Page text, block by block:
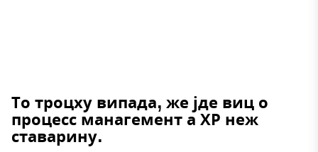
То троцху випада, же јде виц о
процесс манагемент а ХР неж
ставарину.